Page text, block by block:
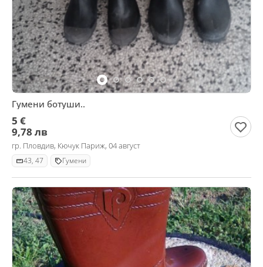
Гумени ботуши..
5 €
9,78 лв
гр. Пловдив, Кючук Париж, 04 август
43, 47 Гумени